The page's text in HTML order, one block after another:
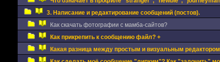
3. Написание и редактирование сообщений (постов).
Как скачать фотографии с мамба-сайтов?
Как прикрепить к сообщению файл? +
Какая разница между простым и визуальным